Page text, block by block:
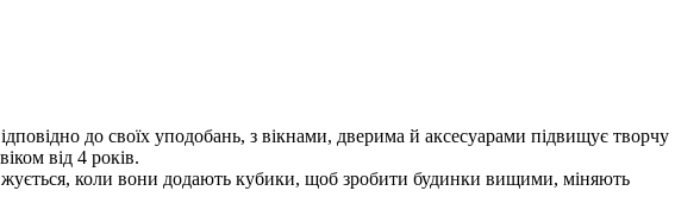
до своїх уподобань, з вікнами, дверима й аксесуарами підвищує творчу
від 4 років.
коли вони додають кубики, щоб зробити будинки вищими, міняють